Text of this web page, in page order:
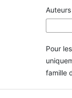
Auteurs
Pour
famille